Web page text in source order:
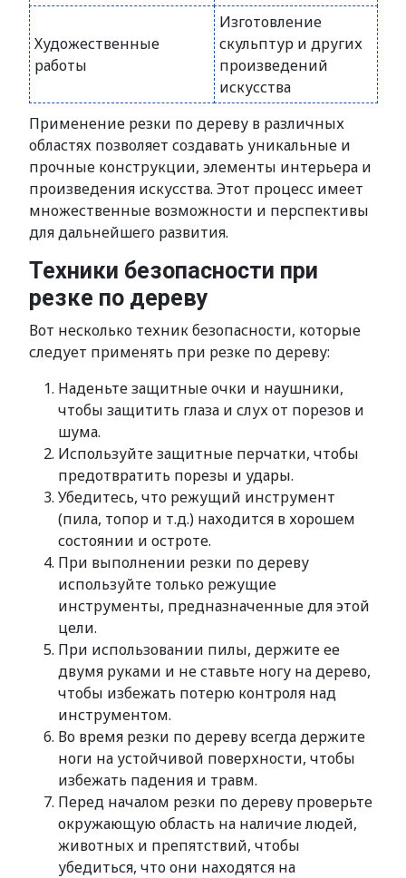
Художественные
работы
Изготовление
скульптур и других
произведений
искусства
Применение резки по дереву в различных
областях позволяет создавать уникальные и
прочные конструкции, элементы интерьера и
произведения искусства. Этот процесс имеет
множественные возможности и перспективы
для дальнейшего развития.
Техники безопасности при
резке по дереву
Вот несколько техник безопасности, которые
следует применять при резке по дереву:
Наденьте защитные очки и наушники,
чтобы защитить глаза и слух от порезов и
шума.
Используйте защитные перчатки, чтобы
предотвратить порезы и удары.
Убедитесь, что режущий инструмент
(пила, топор и т.д.) находится в хорошем
состоянии и остроте.
При выполнении резки по дереву
используйте только режущие
инструменты, предназначенные для этой
цели.
При использовании пилы, держите ее
двумя руками и не ставьте ногу на дерево,
чтобы избежать потерю контроля над
инструментом.
Во время резки по дереву всегда держите
ноги на устойчивой поверхности, чтобы
избежать падения и травм.
Перед началом резки по дереву проверьте
окружающую область на наличие людей,
животных и препятствий, чтобы
убедиться, что они находятся на